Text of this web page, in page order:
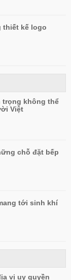
thiết kế logo
trọng không thể
Việt
chỗ đặt bếp
tới sinh khí
vị uy quyền